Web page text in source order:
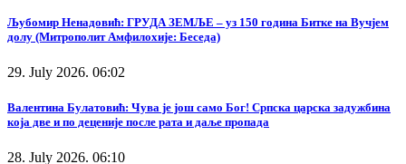
Љубомир Ненадовић: ГРУДА ЗЕМЉЕ – уз 150 година Битке на Вучјем
долу (Митрополит Амфилохије: Беседа)
29. July 2026. 06:02
Валентина Булатовић: Чува је још само Бог! Српска царска задужбина
која две и по деценије после рата и даље пропада
28. July 2026. 06:10